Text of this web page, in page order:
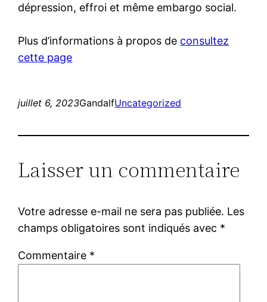
dépression, effroi et même embargo social.
Plus d’informations à propos de consultez
cette page
juillet 6, 2023GandalfUncategorized
Laisser un commentaire
Votre adresse e-mail ne sera pas publiée. Les
champs obligatoires sont indiqués avec *
Commentaire *